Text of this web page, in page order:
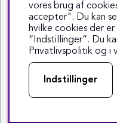
Copyright ©
Middelfartvej 3 -
vores brug af
accepter". Du kan
hvilke cookies der
”Indstillinger”. Du
Privatlivspolitik og i
Indstillinger